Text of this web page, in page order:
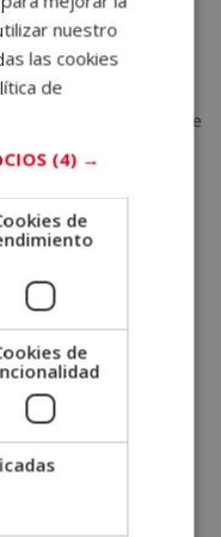
4, Tableau, Adobe
para
existen soluciones de
o Zapier
trabajo inteligentes
sino que
áreas del negocio:
de producto.
carrera con futuro,
PORTUGUESE
nuestro
las cookies
de
(4) →
de
de